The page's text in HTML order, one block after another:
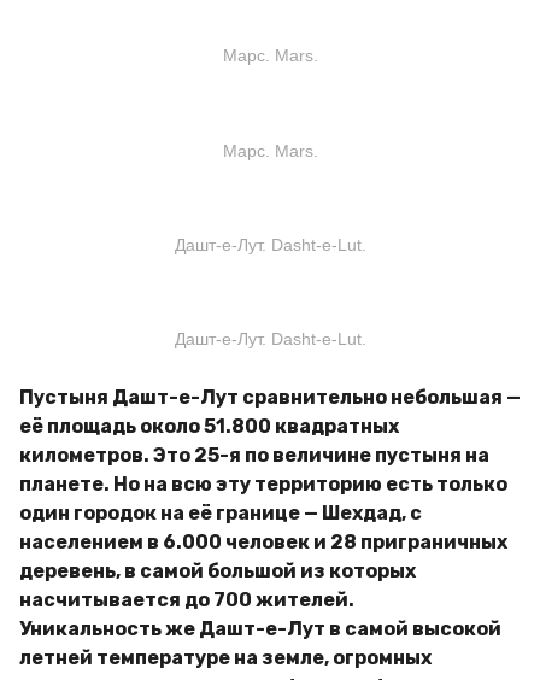
Марс. Mars.
Марс. Mars.
Дашт-е-Лут. Dasht-e-Lut.
Дашт-е-Лут. Dasht-e-Lut.
Пустыня Дашт-е-Лут сравнительно небольшая —
её площадь около 51.800 квадратных
километров. Это 25-я по величине пустыня на
планете. Но на всю эту территорию есть только
один городок на её границе — Шехдад, с
населением в 6.000 человек и 28 приграничных
деревень, в самой большой из которых
насчитывается до 700 жителей.
Уникальность же Дашт-е-Лут в самой высокой
летней температуре на земле, огромных